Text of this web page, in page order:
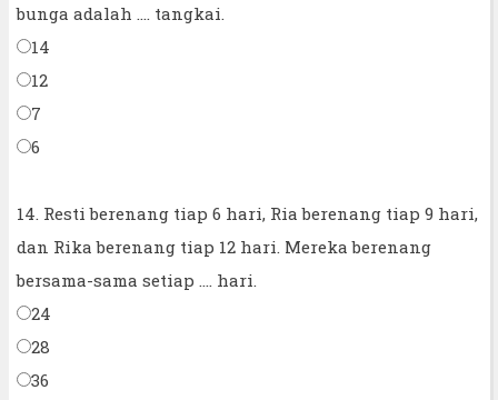
bunga adalah .... tangkai.
14
12
7
6
14. Resti berenang tiap 6 hari, Ria berenang tiap 9 hari,
dan Rika berenang tiap 12 hari. Mereka berenang
bersama-sama setiap .... hari.
24
28
36